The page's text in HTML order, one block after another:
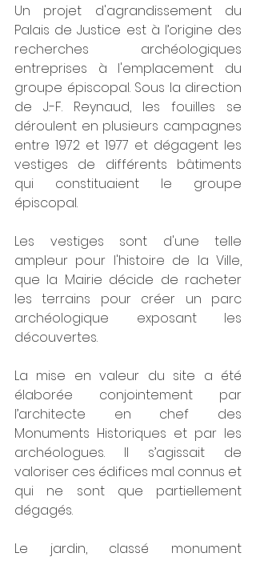
Un projet d'agrandissement du
Palais de Justice est à l’origine des
recherches archéologiques
entreprises à l'emplacement du
groupe épiscopal. Sous la direction
de J.-F. Reynaud, les fouilles se
déroulent en plusieurs campagnes
entre 1972 et 1977 et dégagent les
vestiges de différents bâtiments
qui constituaient le groupe
épiscopal.
Les vestiges sont d'une telle
ampleur pour l'histoire de la Ville,
que la Mairie décide de racheter
les terrains pour créer un parc
archéologique exposant les
découvertes.
La mise en valeur du site a été
élaborée conjointement par
l’architecte en chef des
Monuments Historiques et par les
archéologues. Il s’agissait de
valoriser ces édifices mal connus et
qui ne sont que partiellement
dégagés.
Le jardin, classé monument